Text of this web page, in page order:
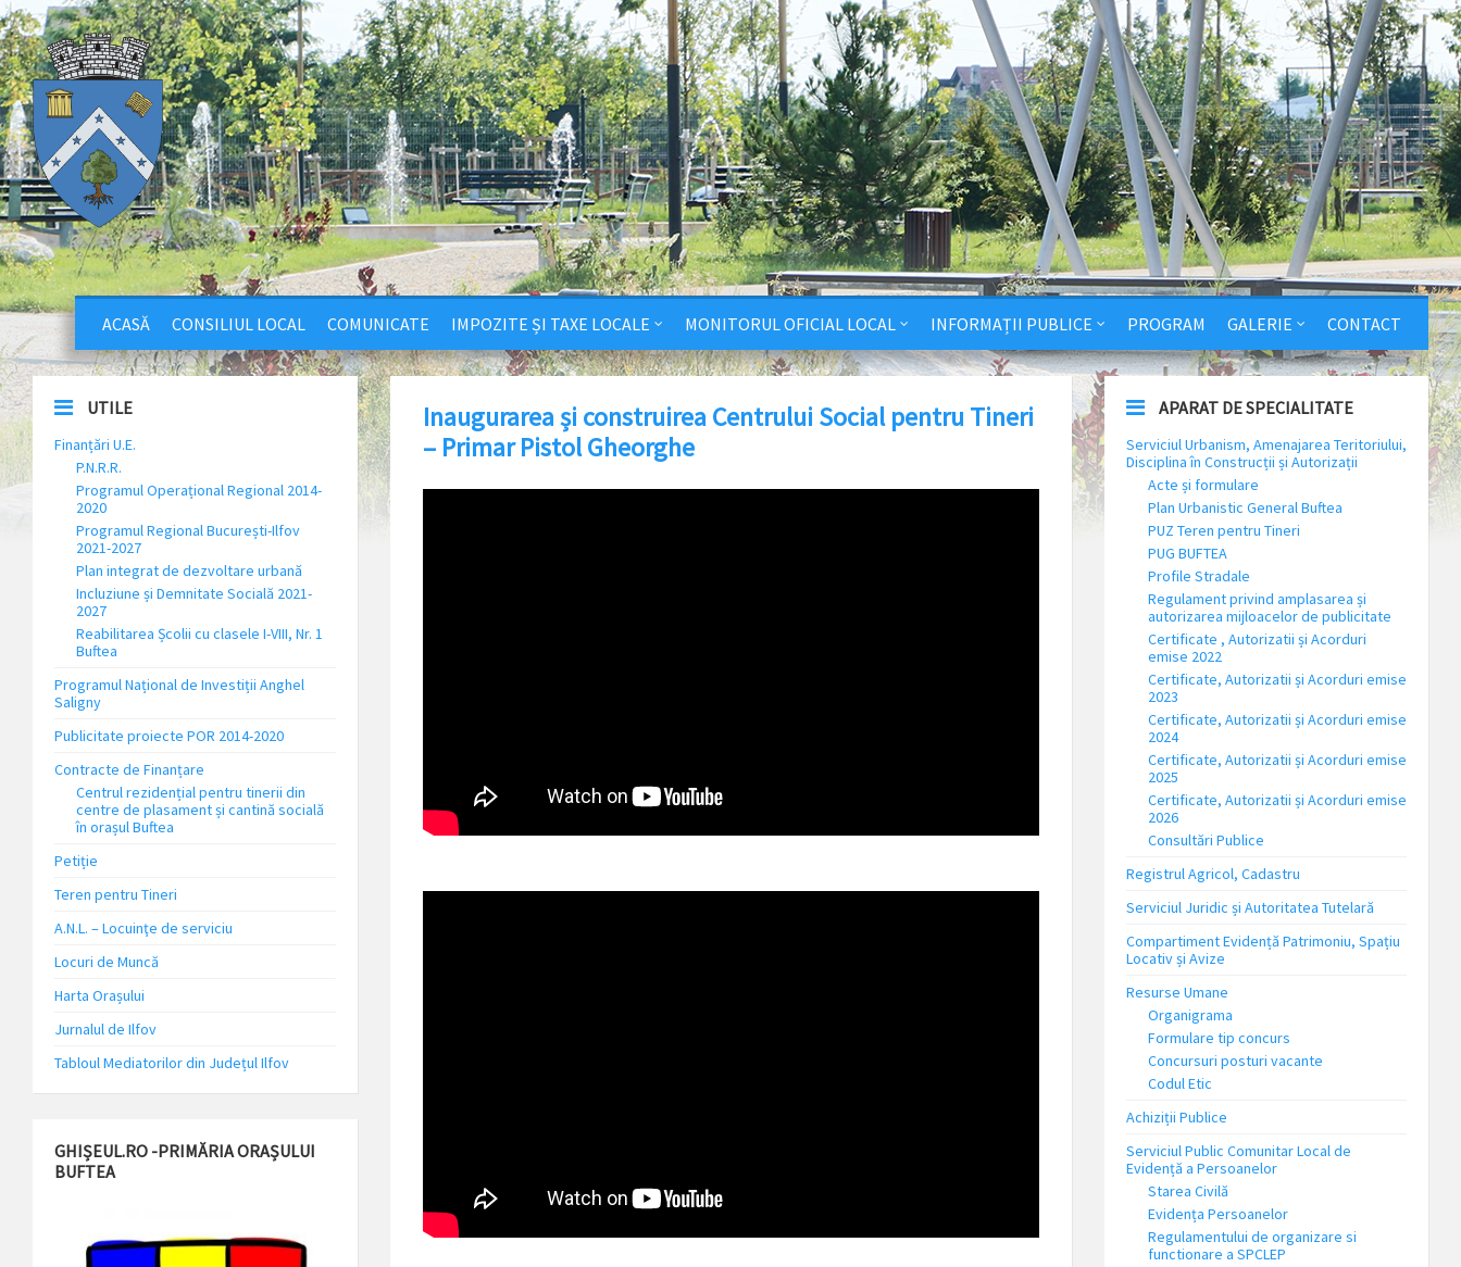
ACASĂ CONSILIUL LOCAL COMUNICATE IMPOZITE ȘI TAXE LOCALE MONITORUL OFICIAL LOCAL INFORMAȚII PUBLICE PROGRAM GALERIE CONTACT
Inaugurarea și construirea Centrului Social pentru Tineri
– Primar Pistol Gheorghe
UTILE
Finanțări U.E.
P.N.R.R.
Programul Operațional Regional 2014-
2020
Programul Regional București-Ilfov
2021-2027
Plan integrat de dezvoltare urbană
Incluziune și Demnitate Socială 2021-
2027
Reabilitarea Școlii cu clasele I-VIII, Nr. 1
Buftea
Programul Național de Investiții Anghel
Saligny
Publicitate proiecte POR 2014-2020
Contracte de Finanțare
Centrul rezidențial pentru tinerii din
centre de plasament și cantină socială
în orașul Buftea
Petiție
Teren pentru Tineri
A.N.L. – Locuinţe de serviciu
Locuri de Muncă
Harta Orașului
Jurnalul de Ilfov
Tabloul Mediatorilor din Județul Ilfov
GHIȘEUL.RO -PRIMĂRIA ORAȘULUI
BUFTEA
APARAT DE SPECIALITATE
Serviciul Urbanism, Amenajarea Teritoriului,
Disciplina în Construcții și Autorizații
Acte și formulare
Plan Urbanistic General Buftea
PUZ Teren pentru Tineri
PUG BUFTEA
Profile Stradale
Regulament privind amplasarea și
autorizarea mijloacelor de publicitate
Certificate , Autorizatii și Acorduri
emise 2022
Certificate, Autorizatii și Acorduri emise
2023
Certificate, Autorizatii și Acorduri emise
2024
Certificate, Autorizatii și Acorduri emise
2025
Certificate, Autorizatii și Acorduri emise
2026
Consultări Publice
Registrul Agricol, Cadastru
Serviciul Juridic și Autoritatea Tutelară
Compartiment Evidență Patrimoniu, Spațiu
Locativ și Avize
Resurse Umane
Organigrama
Formulare tip concurs
Concursuri posturi vacante
Codul Etic
Achiziții Publice
Serviciul Public Comunitar Local de
Evidență a Persoanelor
Starea Civilă
Evidența Persoanelor
Regulamentului de organizare si
functionare a SPCLEP